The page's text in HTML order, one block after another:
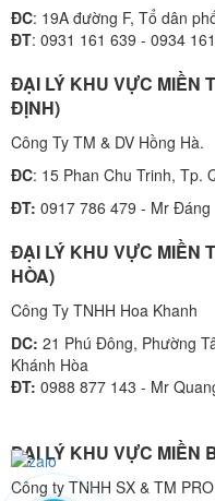
ĐC: 19A đường F, Tổ dân
ĐT: 0931 161 639 - 0934
ĐẠI LÝ KHU VỰC MIỀN
ĐỊNH)
Công Ty TM & DV Hồng Hà.
ĐC: 15 Phan Chu Trinh, Tp.
ĐT: 0917 786 479 - Mr Đáng
ĐẠI LÝ KHU VỰC MIỀN
HÒA)
Công Ty TNHH Hoa Khanh
DC: 21 Phú Đông, Phường
Khánh Hòa
ĐT: 0988 877 143 - Mr
ĐẠI LÝ KHU VỰC MIỀN
Công ty TNHH SX & TM